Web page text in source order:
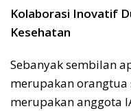
Kolaborasi Inovatif
Kesehatan
Sebanyak sembilan
merupakan
merupakan